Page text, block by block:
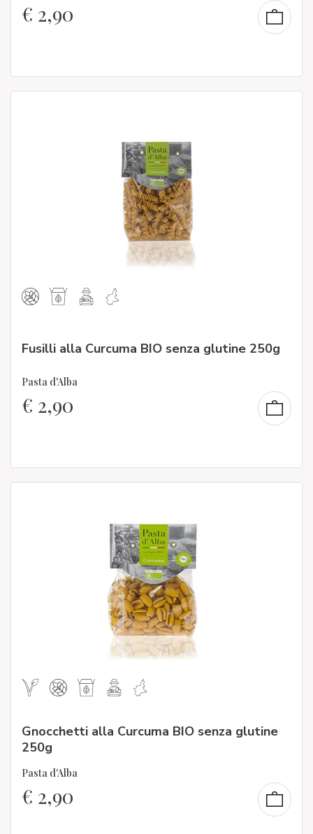
€ 2,90
Fusilli alla Curcuma BIO senza glutine 250g
Pasta d'Alba
€ 2,90
Gnocchetti alla Curcuma BIO senza glutine
250g
Pasta d'Alba
€ 2,90